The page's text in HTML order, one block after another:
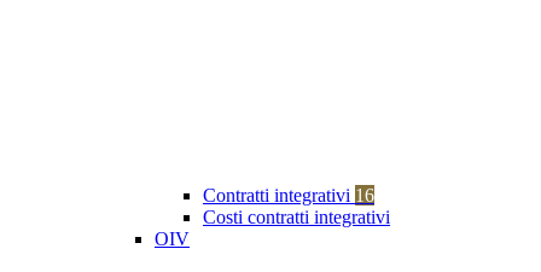
Contratti integrativi 16
Costi contratti integrativi
OIV